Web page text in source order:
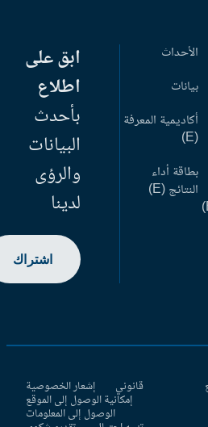
الأحداث
بيانات
أكاديمية المعرفة
بطاقة أداء
النتائج (E)
ابق على
اطلاع
بأحدث
البيانات
والرؤى
لدينا
اشتراك
قانوني إشعار الخصوصية
إمكانية الوصول إلى الموقع
الوصول إلى المعلومات